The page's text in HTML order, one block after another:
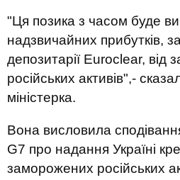
"Ця позика з часом буде
надзвичайних прибутків,
депозитарії Euroclear, від
російських активів",-
міністерка.
Вона висловила
G7 про надання Україні
заморожених російських